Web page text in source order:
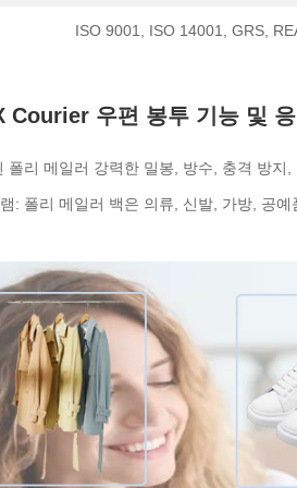
ISO 9001, ISO 14001, GRS,
Courier 우편 봉투 기능 및
폴리 메일러 강력한 밀봉, 방수, 충격 방지
: 폴리 메일러 백은 의류, 신발, 가방, 공